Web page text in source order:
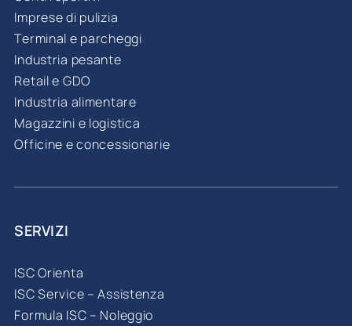
Imprese di pulizia
Terminal e parcheggi
Industria pesante
Retail e GDO
Industria alimentare
Magazzini e logistica
Officine e concessionarie
SERVIZI
ISC Orienta
ISC Service – Assistenza
Formula ISC – Noleggio